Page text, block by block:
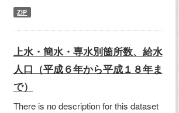
ZIP
上水・簡水・専水別箇所数、給水
人口（平成６年から平成１８年ま
で）
There is no description for this dataset